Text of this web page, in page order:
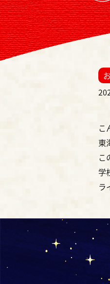
こ
東
こ
学
ラ